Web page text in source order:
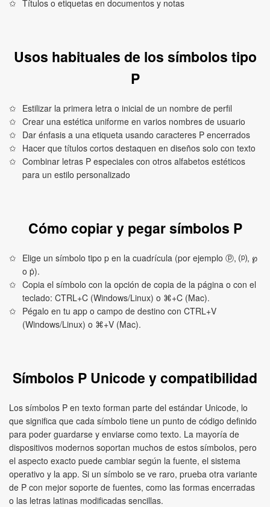
Títulos o etiquetas en documentos y notas
Usos habituales de los símbolos tipo
P
Estilizar la primera letra o inicial de un nombre de perfil
Crear una estética uniforme en varios nombres de usuario
Dar énfasis a una etiqueta usando caracteres P encerrados
Hacer que títulos cortos destaquen en diseños solo con texto
Combinar letras P especiales con otros alfabetos estéticos
para un estilo personalizado
Cómo copiar y pegar símbolos P
Elige un símbolo tipo p en la cuadrícula (por ejemplo ⓟ, ⒫, ℘
o ṗ).
Copia el símbolo con la opción de copia de la página o con el
teclado: CTRL+C (Windows/Linux) o ⌘+C (Mac).
Pégalo en tu app o campo de destino con CTRL+V
(Windows/Linux) o ⌘+V (Mac).
Símbolos P Unicode y compatibilidad
Los símbolos P en texto forman parte del estándar Unicode, lo
que significa que cada símbolo tiene un punto de código definido
para poder guardarse y enviarse como texto. La mayoría de
dispositivos modernos soportan muchos de estos símbolos, pero
el aspecto exacto puede cambiar según la fuente, el sistema
operativo y la app. Si un símbolo se ve raro, prueba otra variante
de P con mejor soporte de fuentes, como las formas encerradas
o las letras latinas modificadas sencillas.